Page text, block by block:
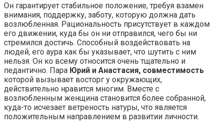
Он гарантирует стабильное положение, требуя взамен
внимания, поддержку, заботу, которую должна дать
возлюбленная. Рациональность присутствует в каждом
его движении, куда бы он ни отправился, чего бы ни
стремился достичь. Способный воздействовать на
людей, его аура как бы указывает, что шутить с ним
нельзя. Он ко всему относится очень тщательно и
педантично. Пара Юрий и Анастасия, совместимость
которой вызывает восторг у окружающих,
действительно нравится многим. Вместе с
возлюбленным женщина становится более собранной,
куда-то исчезает ветреность натуры, что является
положительным направлением в развитии личности.